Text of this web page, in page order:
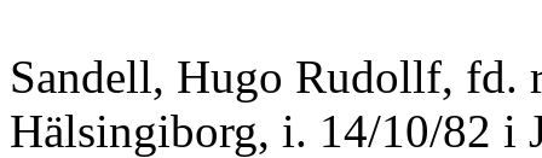
Sandell, Hugo Rudollf, fd.
Hälsingiborg, i. 14/10/82 i